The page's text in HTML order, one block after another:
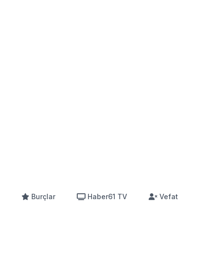
Burçlar Haber61 TV
Vefat